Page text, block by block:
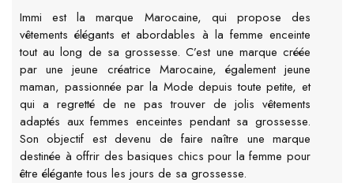
Immi est la marque Marocaine, qui propose des
vêtements élégants et abordables à la femme enceinte
tout au long de sa grossesse. C’est une marque créée
par une jeune créatrice Marocaine, également jeune
maman, passionnée par la Mode depuis toute petite, et
qui a regretté de ne pas trouver de jolis vêtements
adaptés aux femmes enceintes pendant sa grossesse.
Son objectif est devenu de faire naître une marque
destinée à offrir des basiques chics pour la femme pour
être élégante tous les jours de sa grossesse.